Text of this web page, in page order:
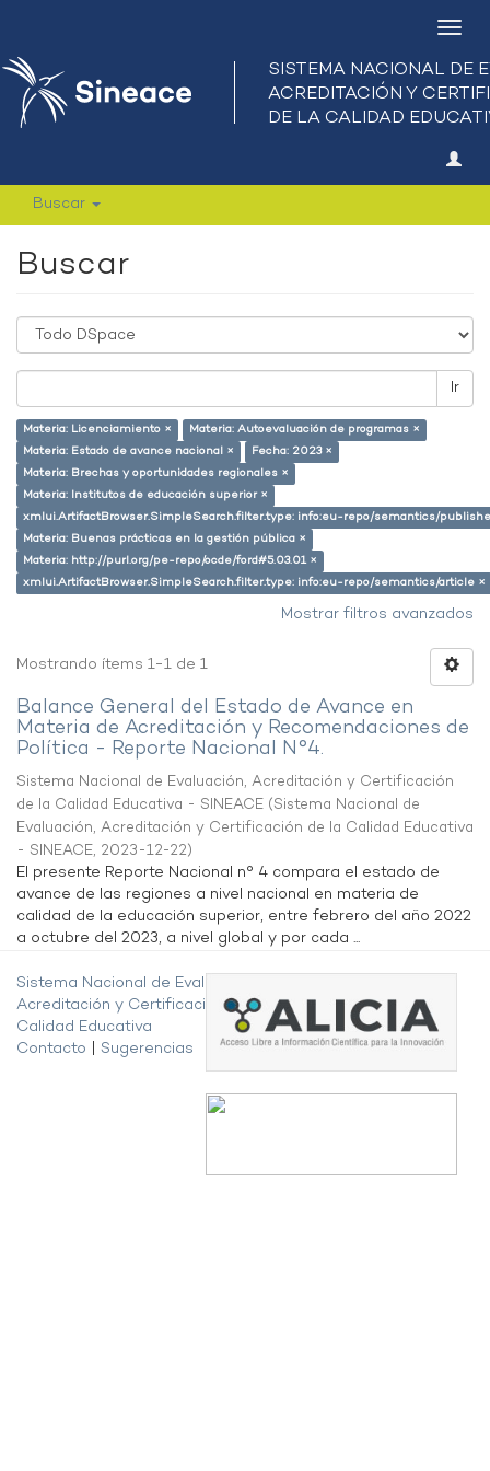
Buscar
Buscar
Ir
Materia: Licenciamiento ×
Materia: Autoevaluación de programas ×
Materia: Estado de avance nacional ×
Fecha: 2023 ×
Materia: Brechas y oportunidades regionales ×
Materia: Institutos de educación superior ×
xmlui.ArtifactBrowser.SimpleSearch.filter.type: info:eu-repo/semantics/
Materia: Buenas prácticas en la gestión pública ×
Materia: http://purl.org/pe-repo/ocde/ford#5.03.01 ×
xmlui.ArtifactBrowser.SimpleSearch.filter.type: info:eu-repo/semantics/article ×
Mostrar filtros avanzados
Mostrando ítems 1-1 de 1
Balance General del Estado de Avance en
Materia de Acreditación y Recomendaciones de
Política - Reporte Nacional N°4.
Sistema Nacional de Evaluación, Acreditación y Certificación
de la Calidad Educativa - SINEACE (Sistema Nacional de
Evaluación, Acreditación y Certificación de la Calidad Educativa
- SINEACE, 2023-12-22)
El presente Reporte Nacional n° 4 compara el estado de
avance de las regiones a nivel nacional en materia de
calidad de la educación superior, entre febrero del año 2022
a octubre del 2023, a nivel global y por cada ...
Sistema Nacional de Evaluación,
Acreditación y Certificación de la
Calidad Educativa
Contacto
Sugerencias